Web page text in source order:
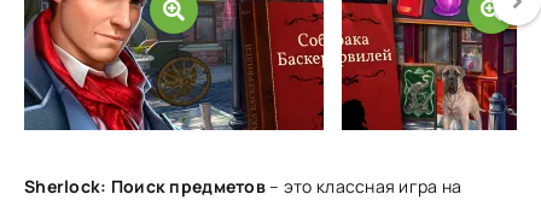
Sherlock: Поиск предметов– это классная игра на